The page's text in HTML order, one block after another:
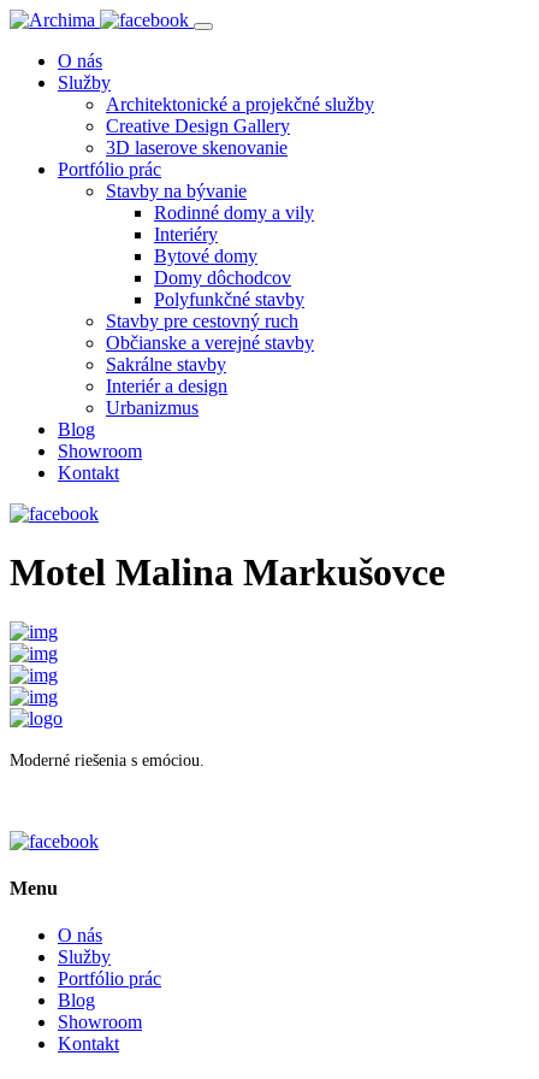
O nás
Služby
Architektonické a projekčné služby
Creative Design Gallery
3D laserove skenovanie
Portfólio prác
Stavby na bývanie
Rodinné domy a vily
Interiéry
Bytové domy
Domy dôchodcov
Polyfunkčné stavby
Stavby pre cestovný ruch
Občianske a verejné stavby
Sakrálne stavby
Interiér a design
Urbanizmus
Blog
Showroom
Kontakt
Motel Malina Markušovce
Moderné riešenia s emóciou.
Menu
O nás
Služby
Portfólio prác
Blog
Showroom
Kontakt